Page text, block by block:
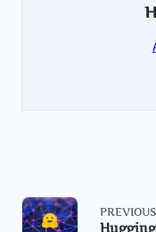
<spanHugging